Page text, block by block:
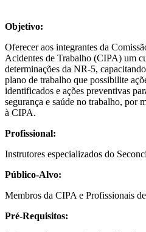
Objetivo:
Oferecer aos integrantes da
Acidentes de Trabalho (CIPA) um
determinações da NR-5,
plano de trabalho que possibilite
identificados e ações preventivas
segurança e saúde no trabalho, por
à CIPA.
Profissional:
Instrutores especializados do
Público-Alvo:
Membros da CIPA e Profissionais
Pré-Requisitos: